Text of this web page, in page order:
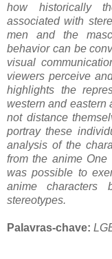
how historically
associated with
men and the
behavior can be
visual
viewers perceive
highlights the
western and eastern
not distance
portray these
analysis of the
from the anime
was possible to
anime characters
stereotypes.
Palavras-chave: